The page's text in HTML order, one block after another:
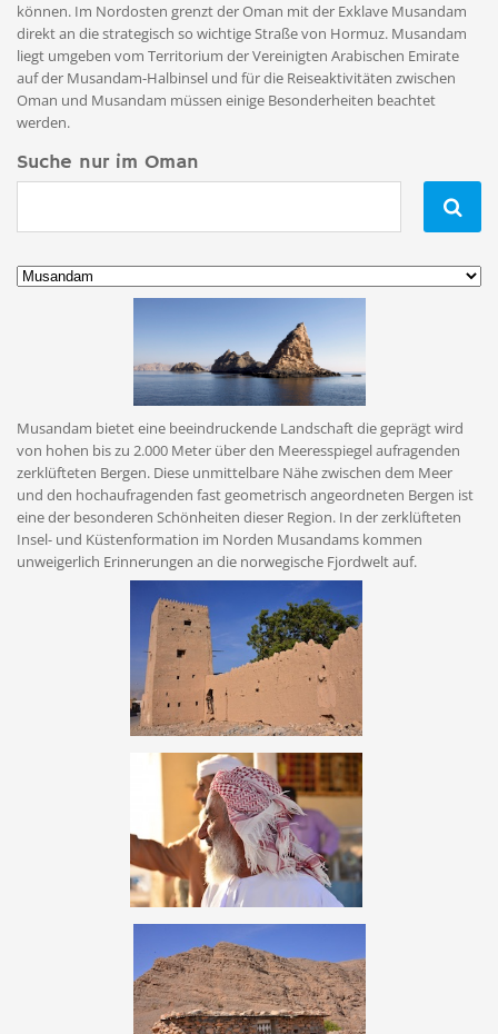
können. Im Nordosten grenzt der Oman mit der Exklave Musandam
direkt an die strategisch so wichtige Straße von Hormuz. Musandam
liegt umgeben vom Territorium der Vereinigten Arabischen Emirate
auf der Musandam-Halbinsel und für die Reiseaktivitäten zwischen
Oman und Musandam müssen einige Besonderheiten beachtet
werden.
Suche nur im Oman

Musandam bietet eine beeindruckende Landschaft die geprägt wird
von hohen bis zu 2.000 Meter über den Meeresspiegel aufragenden
zerklüfteten Bergen. Diese unmittelbare Nähe zwischen dem Meer
und den hochaufragenden fast geometrisch angeordneten Bergen ist
eine der besonderen Schönheiten dieser Region. In der zerklüfteten
Insel- und Küstenformation im Norden Musandams kommen
unweigerlich Erinnerungen an die norwegische Fjordwelt auf.